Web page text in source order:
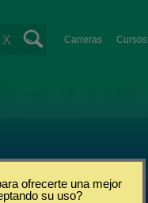
Carreras Cursos
X
ofrecerte una mejor
su uso?